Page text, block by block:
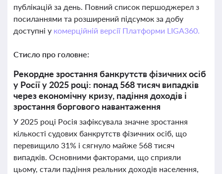
публікацій за день. Повний список першоджерел з
посиланнями та розширений підсумок за добу
доступні у комерційній версії Платформи LIGA360.
Стисло про головне:
Рекордне зростання банкрутств фізичних осіб
у Росії у 2025 році: понад 568 тисяч випадків
через економічну кризу, падіння доходів і
зростання боргового навантаження
У 2025 році Росія зафіксувала значне зростання
кількості судових банкрутств фізичних осіб, що
перевищило 31% і сягнуло майже 568 тисяч
випадків. Основними факторами, що сприяли
цьому, стали падіння реальних доходів населення,